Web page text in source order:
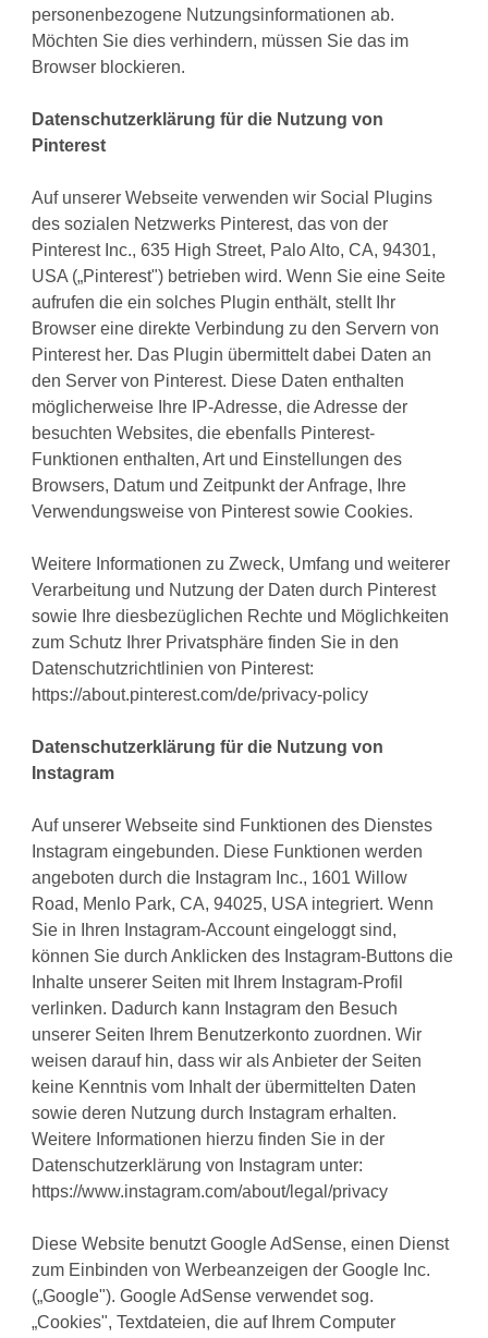
personenbezogene Nutzungsinformationen ab.
Möchten Sie dies verhindern, müssen Sie das im
Browser blockieren.
Datenschutzerklärung für die Nutzung von
Pinterest
Auf unserer Webseite verwenden wir Social Plugins
des sozialen Netzwerks Pinterest, das von der
Pinterest Inc., 635 High Street, Palo Alto, CA, 94301,
USA („Pinterest") betrieben wird. Wenn Sie eine Seite
aufrufen die ein solches Plugin enthält, stellt Ihr
Browser eine direkte Verbindung zu den Servern von
Pinterest her. Das Plugin übermittelt dabei Daten an
den Server von Pinterest. Diese Daten enthalten
möglicherweise Ihre IP-Adresse, die Adresse der
besuchten Websites, die ebenfalls Pinterest-
Funktionen enthalten, Art und Einstellungen des
Browsers, Datum und Zeitpunkt der Anfrage, Ihre
Verwendungsweise von Pinterest sowie Cookies.
Weitere Informationen zu Zweck, Umfang und weiterer
Verarbeitung und Nutzung der Daten durch Pinterest
sowie Ihre diesbezüglichen Rechte und Möglichkeiten
zum Schutz Ihrer Privatsphäre finden Sie in den
Datenschutzrichtlinien von Pinterest:
https://about.pinterest.com/de/privacy-policy
Datenschutzerklärung für die Nutzung von
Instagram
Auf unserer Webseite sind Funktionen des Dienstes
Instagram eingebunden. Diese Funktionen werden
angeboten durch die Instagram Inc., 1601 Willow
Road, Menlo Park, CA, 94025, USA integriert. Wenn
Sie in Ihren Instagram-Account eingeloggt sind,
können Sie durch Anklicken des Instagram-Buttons die
Inhalte unserer Seiten mit Ihrem Instagram-Profil
verlinken. Dadurch kann Instagram den Besuch
unserer Seiten Ihrem Benutzerkonto zuordnen. Wir
weisen darauf hin, dass wir als Anbieter der Seiten
keine Kenntnis vom Inhalt der übermittelten Daten
sowie deren Nutzung durch Instagram erhalten.
Weitere Informationen hierzu finden Sie in der
Datenschutzerklärung von Instagram unter:
https://www.instagram.com/about/legal/privacy
Diese Website benutzt Google AdSense, einen Dienst
zum Einbinden von Werbeanzeigen der Google Inc.
(„Google"). Google AdSense verwendet sog.
„Cookies", Textdateien, die auf Ihrem Computer